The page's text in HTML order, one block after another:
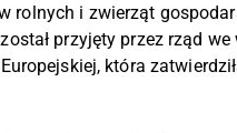
rolnych i zwierząt
przyjęty przez rząd we
która